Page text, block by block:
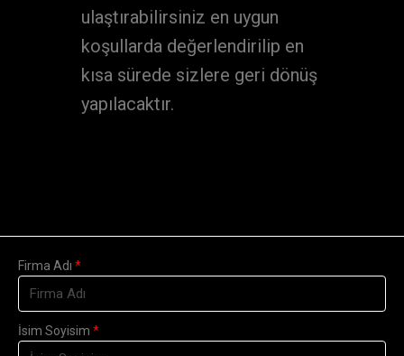
ulaştırabilirsiniz en uygun
koşullarda değerlendirilip en
kısa sürede sizlere geri dönüş
yapılacaktır.
Firma Adı
İsim Soyisim